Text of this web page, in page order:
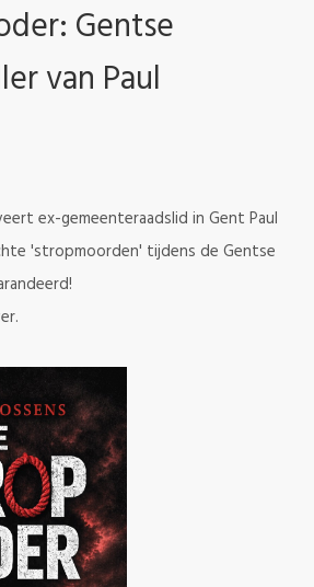
Gentse
van Paul
ex-gemeenteraadslid in Gent Paul
'stropmoorden' tijdens de Gentse